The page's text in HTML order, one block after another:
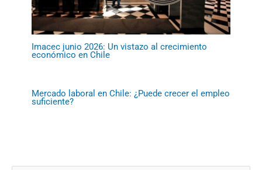
Imacec junio 2026: Un vistazo al crecimiento
económico en Chile
Mercado laboral en Chile: ¿Puede crecer el empleo
suficiente?